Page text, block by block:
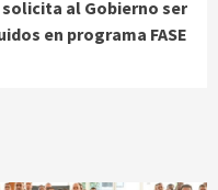
al Gobierno ser
en programa FASE